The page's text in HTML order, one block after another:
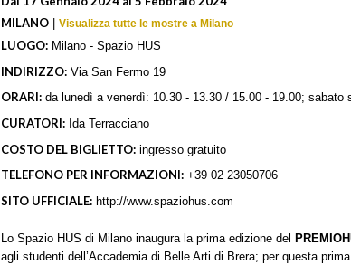
MILANO | Visualizza tutte le mostre a Milano
LUOGO: Milano - Spazio HUS
INDIRIZZO: Via San Fermo 19
ORARI: da lunedì a venerdì: 10.30 - 13.30 / 15.00 - 19.00; sabato
CURATORI: Ida Terracciano
COSTO DEL BIGLIETTO: ingresso gratuito
TELEFONO PER INFORMAZIONI: +39 02 23050706
SITO UFFICIALE: http://www.spaziohus.com
Lo Spazio HUS di Milano inaugura la prima edizione del
agli studenti dell’Accademia di Belle Arti di Brera; per questa